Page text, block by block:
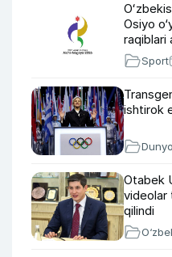
Osiyo
raqiblari
Sport
ishtirok
Dunyo
Otabek
videolar
qilindi